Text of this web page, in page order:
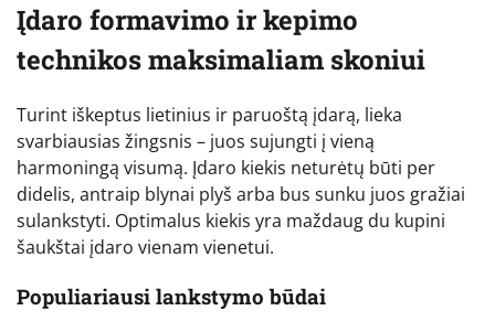
Įdaro formavimo ir kepimo
technikos maksimaliam skoniui
Turint iškeptus lietinius ir paruoštą įdarą, lieka
svarbiausias žingsnis – juos sujungti į vieną
harmoningą visumą. Įdaro kiekis neturėtų būti per
didelis, antraip blynai plyš arba bus sunku juos gražiai
sulankstyti. Optimalus kiekis yra maždaug du kupini
šaukštai įdaro vienam vienetui.
Populiariausi lankstymo būdai